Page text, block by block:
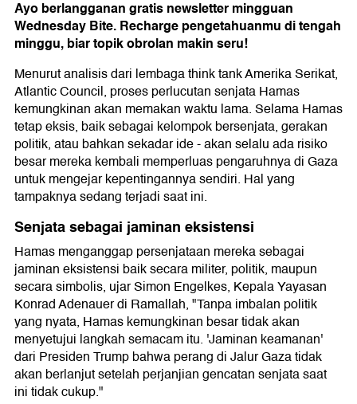
Ayo berlangganan gratis newsletter mingguan
Wednesday Bite. Recharge pengetahuanmu di tengah
minggu, biar topik obrolan makin seru!
Menurut analisis dari lembaga think tank Amerika Serikat,
Atlantic Council, proses perlucutan senjata Hamas
kemungkinan akan memakan waktu lama. Selama Hamas
tetap eksis, baik sebagai kelompok bersenjata, gerakan
politik, atau bahkan sekadar ide - akan selalu ada risiko
besar mereka kembali memperluas pengaruhnya di Gaza
untuk mengejar kepentingannya sendiri. Hal yang
tampaknya sedang terjadi saat ini.
Senjata sebagai jaminan eksistensi
Hamas menganggap persenjataan mereka sebagai
jaminan eksistensi baik secara militer, politik, maupun
secara simbolis, ujar Simon Engelkes, Kepala Yayasan
Konrad Adenauer di Ramallah, "Tanpa imbalan politik
yang nyata, Hamas kemungkinan besar tidak akan
menyetujui langkah semacam itu. 'Jaminan keamanan'
dari Presiden Trump bahwa perang di Jalur Gaza tidak
akan berlanjut setelah perjanjian gencatan senjata saat
ini tidak cukup."